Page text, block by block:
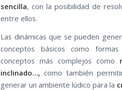
sencilla, con la posibilidad de
entre ellos.
Las dinámicas que se pueden
conceptos básicos como formas
conceptos más complejos como
inclinado…, como también
generar un ambiente lúdico para la